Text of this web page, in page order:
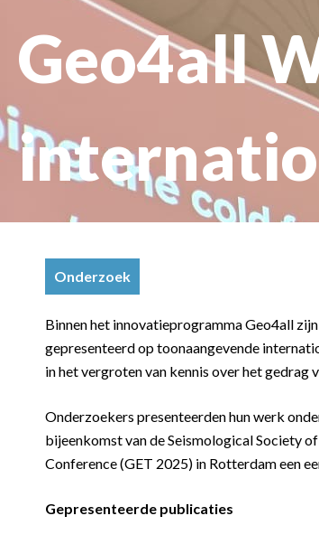
Geo4all
Onderzoek
Binnen het innovatieprogramma Geo4all
gepresenteerd op toonaangevende
in het vergroten van kennis over het
Onderzoekers presenteerden hun werk
bijeenkomst van de Seismological Society
Conference (GET 2025) in Rotterdam een
Gepresenteerde publicaties